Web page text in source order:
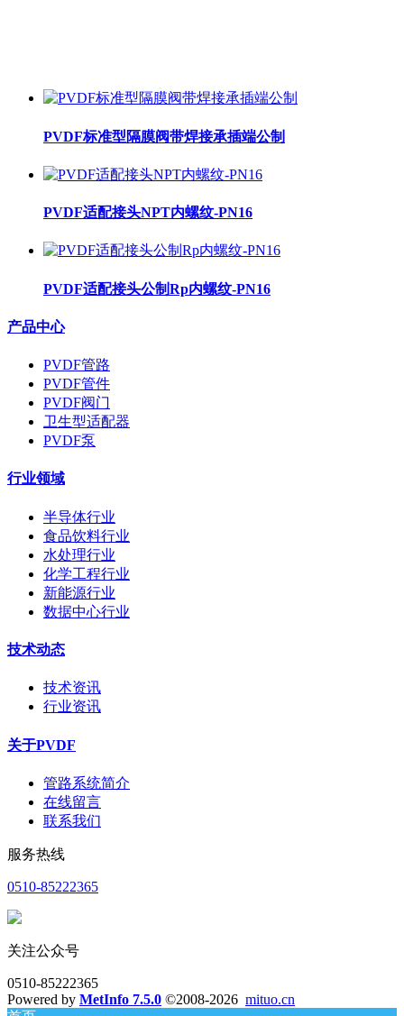
PVDF标准型隔膜阀带焊接承插端公制
PVDF适配接头NPT内螺纹-PN16
PVDF适配接头公制Rp内螺纹-PN16
产品中心
PVDF管路
PVDF管件
PVDF阀门
卫生型适配器
PVDF泵
行业领域
半导体行业
食品饮料行业
水处理行业
化学工程行业
新能源行业
数据中心行业
技术动态
技术资讯
行业资讯
关于PVDF
管路系统简介
在线留言
联系我们
服务热线
0510-85222365
关注公众号
0510-85222365
Powered by MetInfo 7.5.0 ©2008-2026 mituo.cn